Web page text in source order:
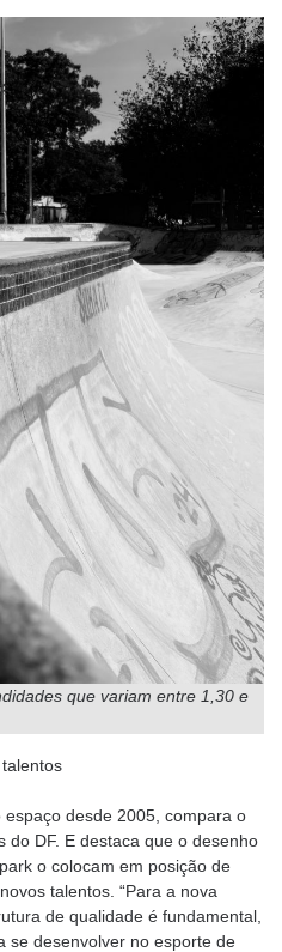
que variam entre 1,30 e
desde 2005, compara o
do DF. E destaca que o desenho
o colocam em posição de
talentos. “Para a nova
de qualidade é fundamental,
se desenvolver no esporte de